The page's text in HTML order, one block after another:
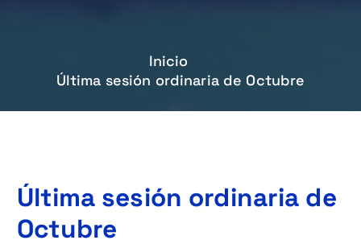
Inicio
Última sesión ordinaria de Octubre
Última sesión ordinaria de
Octubre